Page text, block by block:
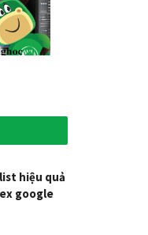
hiệu quả
google